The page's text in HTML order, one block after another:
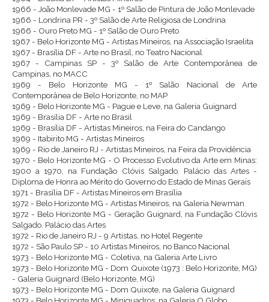
1966 - João Monlevade MG - 1º Salão de Pintura de João Monlevade
1966 - Londrina PR - 3º Salão de Arte Religiosa de Londrina
1966 - Ouro Preto MG - 1º Salão de Ouro Preto
1967 - Belo Horizonte MG - Artistas Mineiros, na Associação Israelita
1967 - Brasília DF - Arte no Brasil, no Teatro Nacional
1967 - Campinas SP - 3º Salão de Arte Contemporânea de
Campinas, no MACC
1969 - Belo Horizonte MG - 1º Salão Nacional de Arte
Contemporânea de Belo Horizonte, no MAP
1969 - Belo Horizonte MG - Pague e Leve, na Galeria Guignard
1969 - Brasília DF - Arte no Brasil
1969 - Brasília DF - Artistas Mineiros, na Feira do Candango
1969 - Itabirito MG - Artistas Mineiros
1969 - Rio de Janeiro RJ - Artistas Mineiros, na Feira da Providência
1970 - Belo Horizonte MG - O Processo Evolutivo da Arte em Minas:
1900 a 1970, na Fundação Clóvis Salgado. Palácio das Artes -
Diploma de Honra ao Mérito do Governo do Estado de Minas Gerais
1971 - Brasília DF - Artistas Mineiros em Brasília
1972 - Belo Horizonte MG - Artistas Mineiros, na Galeria Newman
1972 - Belo Horizonte MG - Geração Guignard, na Fundação Clóvis
Salgado. Palácio das Artes
1972 - Rio de Janeiro RJ - 9 Artistas, no Hotel Regente
1972 - São Paulo SP - 10 Artistas Mineiros, no Banco Nacional
1973 - Belo Horizonte MG - Coletiva, na Galeria Arte Livro
1973 - Belo Horizonte MG - Dom Quixote (1973 : Belo Horizonte, MG)
- Galeria Guignard (Belo Horizonte, MG)
1973 - Belo Horizonte MG - Dom Quixote, na Galeria Guignard